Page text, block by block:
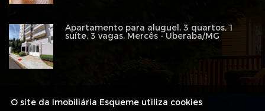
Apartamento para aluguel, 3 quartos, 1
suíte, 3 vagas, Mercês - Uberaba/MG
O site da Imobiliária Esqueme utiliza cookies